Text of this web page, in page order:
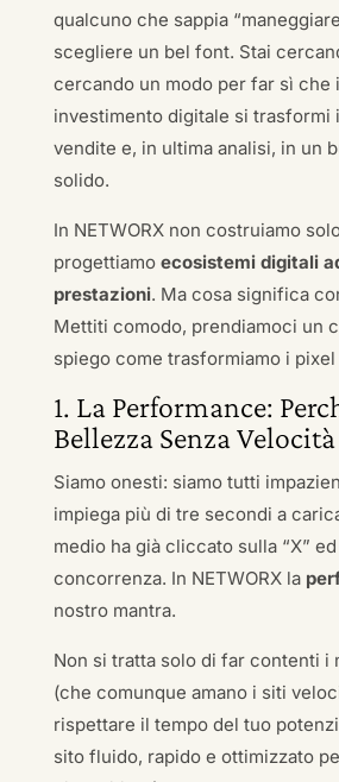
qualcuno che sappia
scegliere un bel font. Stai
cercando un modo per far sì che
investimento digitale si trasformi
vendite e, in ultima analisi, in un
solido.
In NETWORX non costruiamo
progettiamo ecosistemi digitali
prestazioni. Ma cosa significa
Mettiti comodo, prendiamoci un
spiego come trasformiamo i
1. La Performance:
Bellezza Senza
Siamo onesti: siamo tutti
impiega più di tre secondi a
medio ha già cliccato sulla “X”
concorrenza. In NETWORX la
nostro mantra.
Non si tratta solo di far contenti i
(che comunque amano i siti
rispettare il tempo del tuo
sito fluido, rapido e ottimizzato